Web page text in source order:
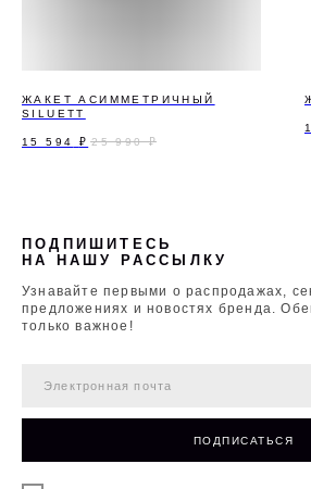
ЖАКЕТ АСИММЕТРИЧНЫЙ
SILUETT
15 594 ₽ 25 990 ₽
ПОДПИСАТЬСЯ
ПОДПИШИТЕСЬ
НА НАШУ РАССЫЛКУ
Узнавайте первыми о распродажах,
предложениях и новостях бренда.
только важное!